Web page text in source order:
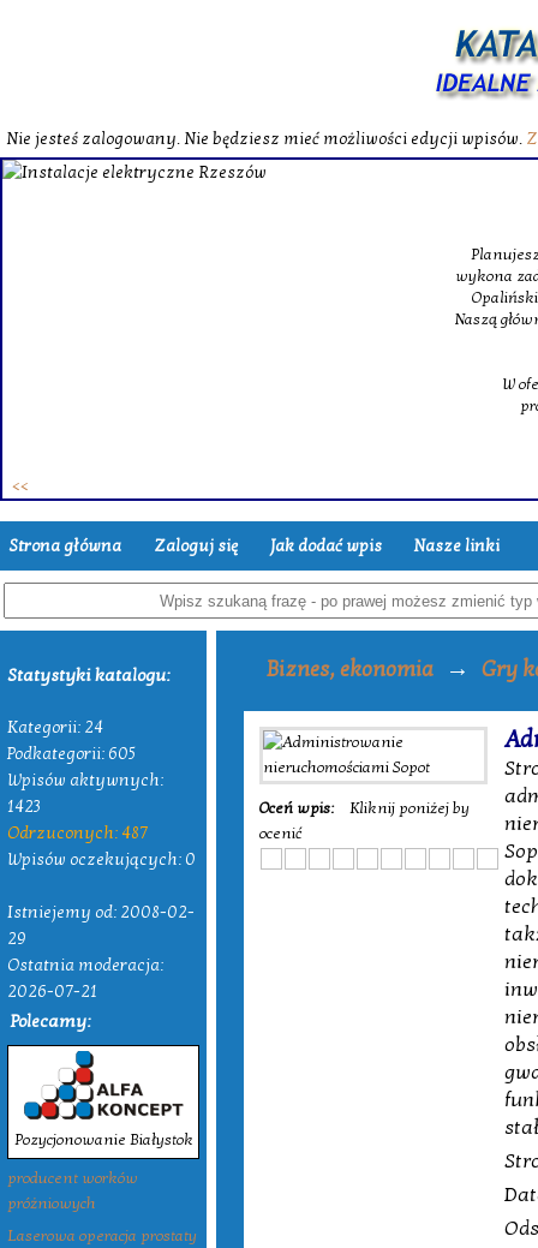
Nie jesteś zalogowany. Nie będziesz mieć możliwości edycji wpisów.
wykona
Naszą
W
Strona główna Zaloguj się Jak dodać wpis Nasze linki
Statystyki katalogu:
Kategorii: 24
Podkategorii: 605
Wpisów aktywnych:
1423
Odrzuconych: 487
Wpisów oczekujących: 0
Istniejemy od: 2008-02-
29
Ostatnia moderacja:
2026-07-21
Polecamy:
Pozycjonowanie Białystok
producent worków
próżniowych
Laserowa operacja prostaty
Biznes, ekonomia → Gry
Oceń wpis:
Kliknij poniżej by
ocenić